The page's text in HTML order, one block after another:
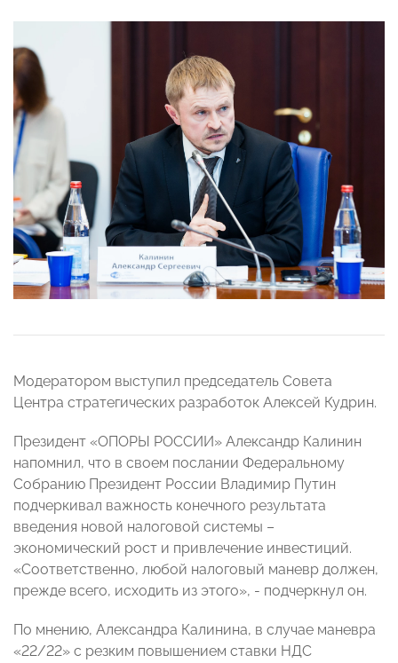
Модератором выступил председатель Совета
Центра стратегических разработок Алексей Кудрин.
Президент «ОПОРЫ РОССИИ» Александр Калинин
напомнил, что в своем послании Федеральному
Собранию Президент России Владимир Путин
подчеркивал важность конечного результата
введения новой налоговой системы –
экономический рост и привлечение инвестиций.
«Соответственно, любой налоговый маневр должен,
прежде всего, исходить из этого», - подчеркнул он.
По мнению, Александра Калинина, в случае маневра
«22/22» с резким повышением ставки НДС